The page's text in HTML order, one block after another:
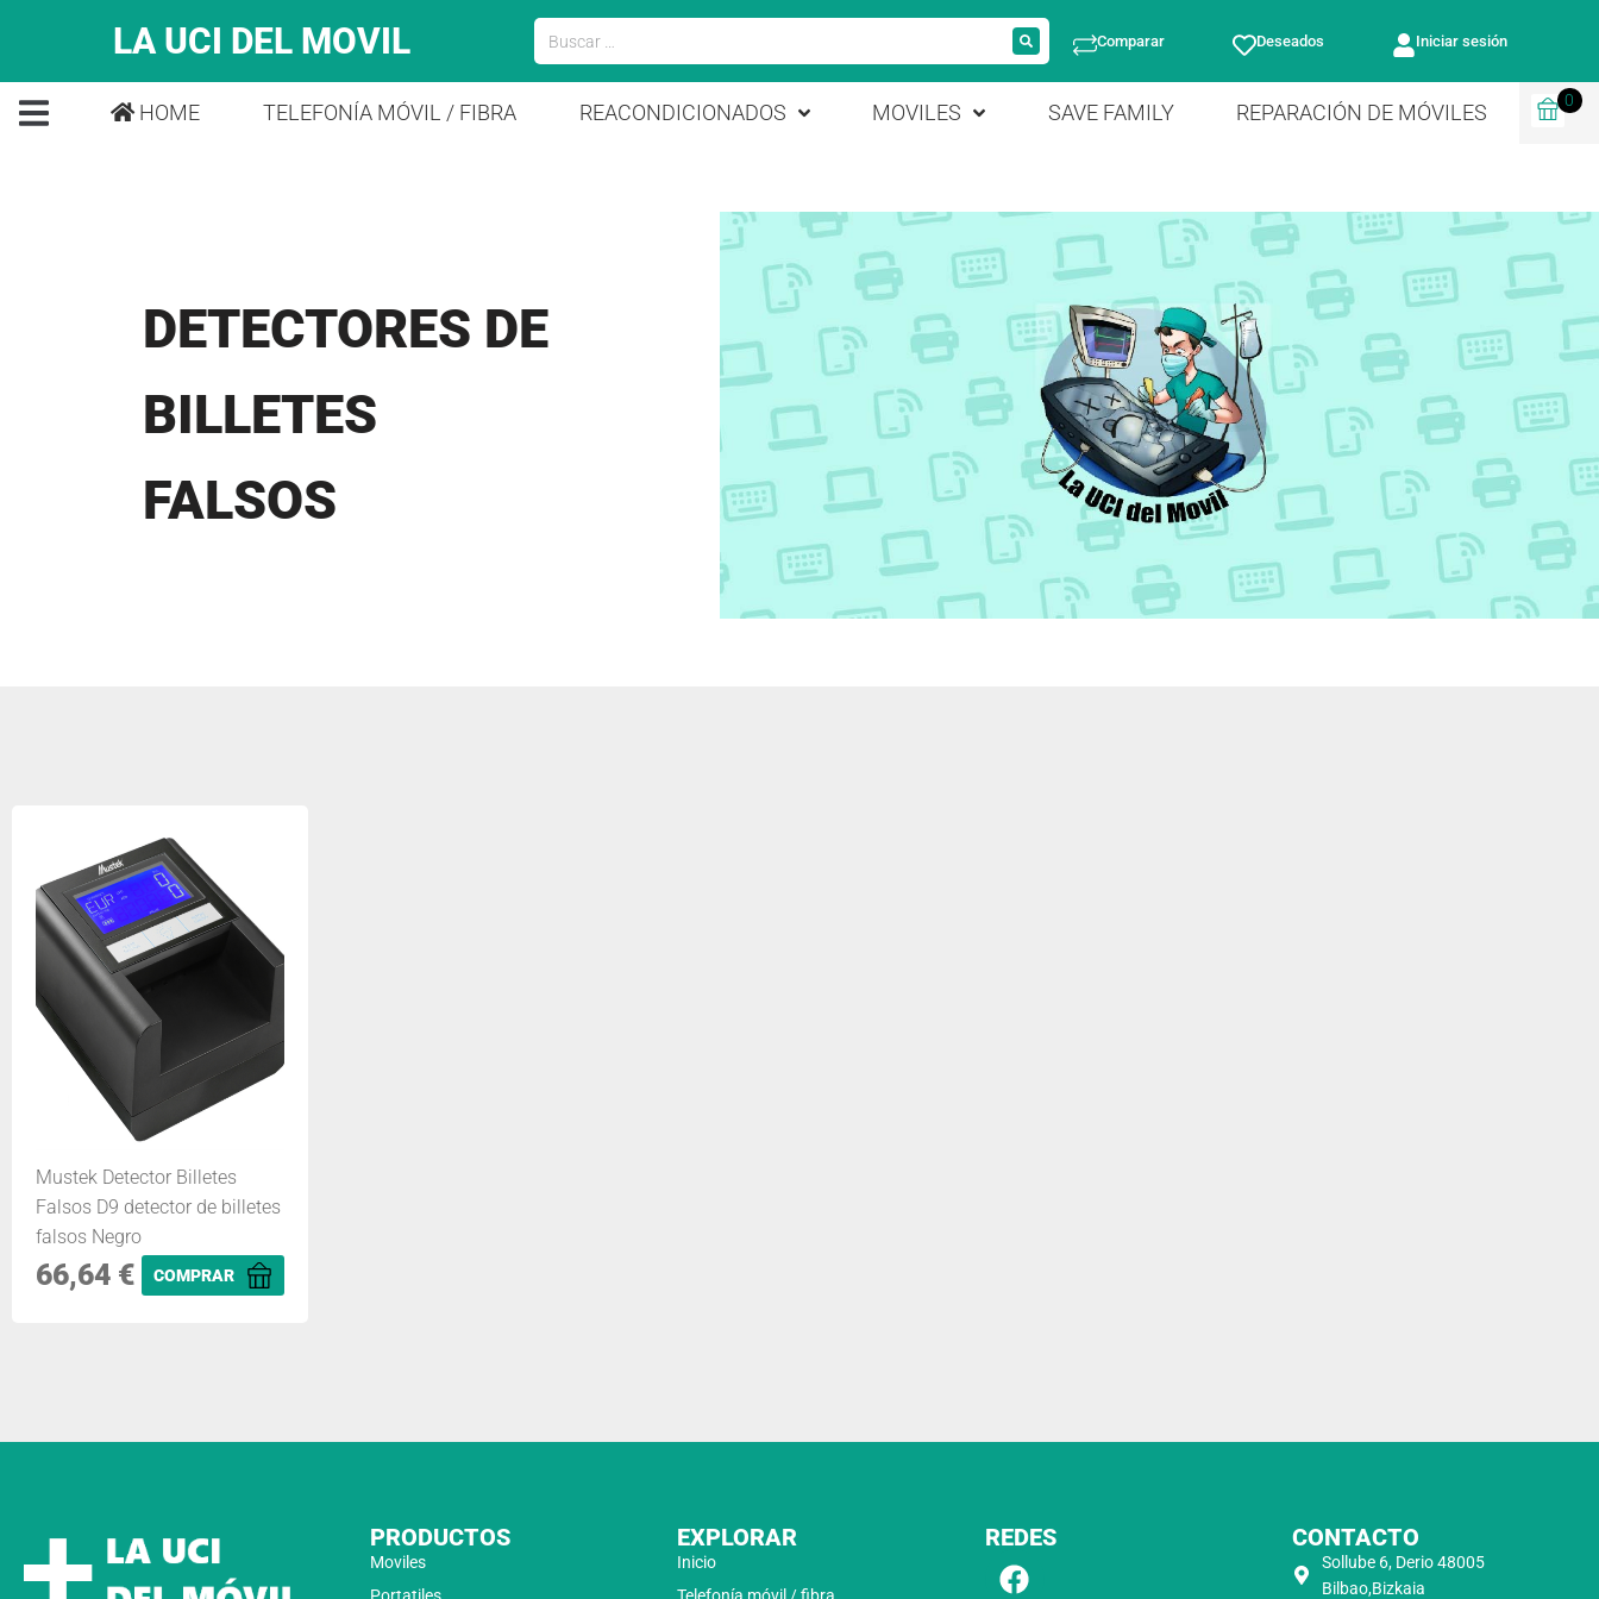
LA UCI DEL MOVIL Comparar Deseados Iniciar sesión
HOME TELEFONÍA MÓVIL / FIBRA REACONDICIONADOS MOVILES SAVE FAMILY REPARACIÓN DE MÓVILES
0
DETECTORES DE
BILLETES
FALSOS
Mustek Detector Billetes
Falsos D9 detector de billetes
falsos Negro
66,64 € COMPRAR
PRODUCTOS
Moviles
EXPLORAR
Inicio
REDES CONTACTO
Sollube 6, Derio 48005
Bilbao,Bizkaia